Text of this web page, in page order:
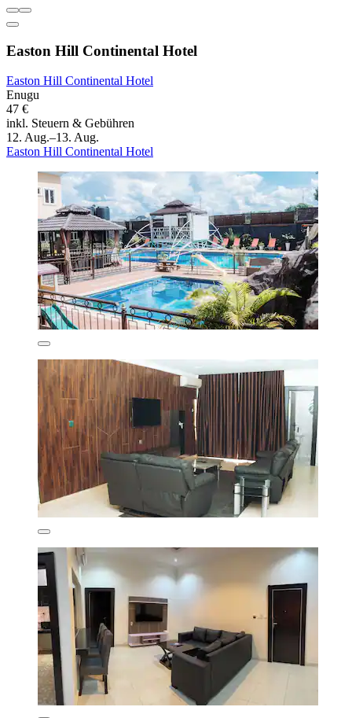
Easton Hill Continental Hotel
Easton Hill Continental Hotel
Enugu
47 €
inkl. Steuern & Gebühren
12. Aug.–13. Aug.
Easton Hill Continental Hotel